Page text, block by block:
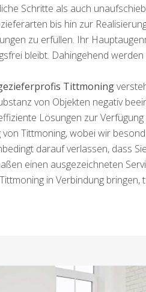
Schritte als auch
bis hin zur
zu erfüllen. Ihr
bleibt. Dahingehend
Tittmoning
von Objekten negativ
Lösungen zur
von Tittmoning, wobei wir
darauf verlassen, dass
einen ausgezeichneten
Tittmoning in Verbindung